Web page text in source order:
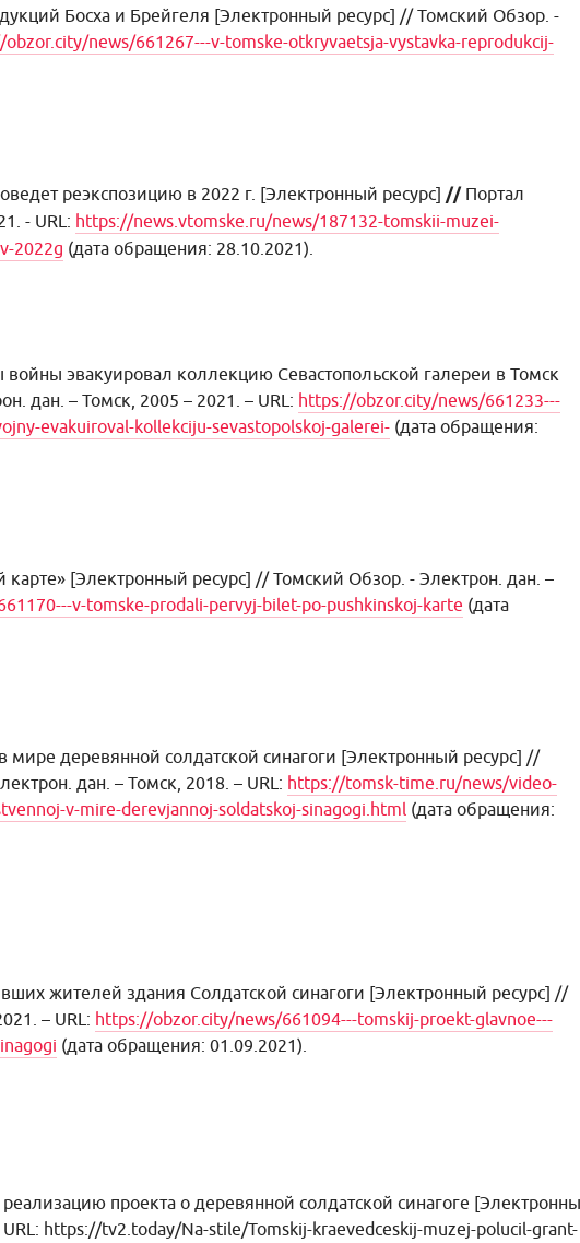
Босха и Брейгеля [Электронный ресурс] // Томский Обзор. -
news/661267---v-tomske-otkryvaetsja-vystavka-reprodukcij-
реэкспозицию в 2022 г. [Электронный ресурс] // Портал
- URL: https://news.vtomske.ru/news/187132-tomskii-muzei-
2022g (дата обращения: 28.10.2021).
эвакуировал коллекцию Севастопольской галереи в Томск
дан. – Томск, 2005 – 2021. – URL: https://obzor.city/news/661233---
evakuiroval-kollekciju-sevastopolskoj-galerei- (дата обращения:
карте» [Электронный ресурс] // Томский Обзор. - Электрон. дан. –
v-tomske-prodali-pervyj-bilet-po-pushkinskoj-karte (дата
деревянной солдатской синагоги [Электронный ресурс] //
дан. – Томск, 2018. – URL: https://tomsk-time.ru/news/video-
v-mire-derevjannoj-soldatskoj-sinagogi.html (дата обращения:
жителей здания Солдатской синагоги [Электронный ресурс] //
– URL: https://obzor.city/news/661094---tomskij-proekt-glavnoe---
(дата обращения: 01.09.2021).
проекта о деревянной солдатской синагоге
https://tv2.today/Na-stile/Tomskij-kraevedceskij-muzej-polucil-grant-